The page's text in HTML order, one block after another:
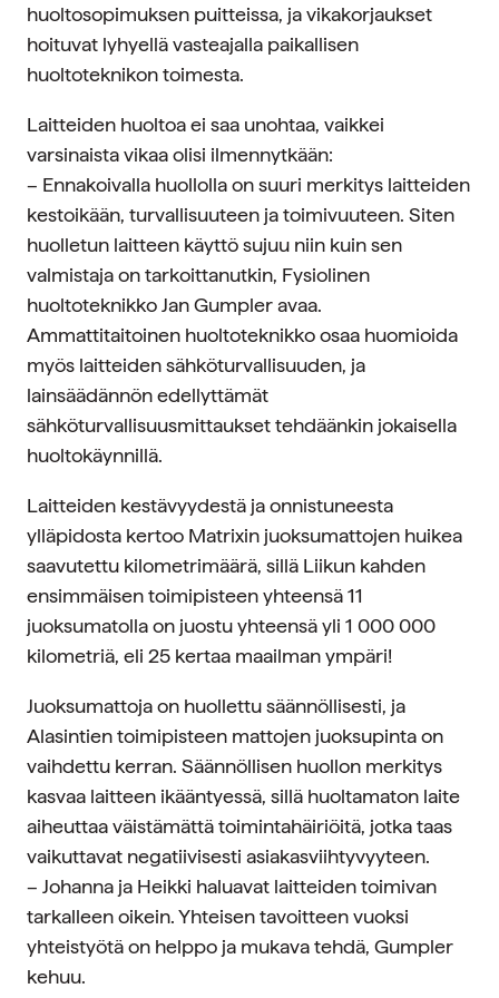
huoltosopimuksen puitteissa, ja vikakorjaukset
hoituvat lyhyellä vasteajalla paikallisen
huoltoteknikon toimesta.
Laitteiden huoltoa ei saa unohtaa, vaikkei
varsinaista vikaa olisi ilmennytkään:
– Ennakoivalla huollolla on suuri merkitys laitteiden
kestoikään, turvallisuuteen ja toimivuuteen. Siten
huolletun laitteen käyttö sujuu niin kuin sen
valmistaja on tarkoittanutkin, Fysiolinen
huoltoteknikko Jan Gumpler avaa.
Ammattitaitoinen huoltoteknikko osaa huomioida
myös laitteiden sähköturvallisuuden, ja
lainsäädännön edellyttämät
sähköturvallisuusmittaukset tehdäänkin jokaisella
huoltokäynnillä.
Laitteiden kestävyydestä ja onnistuneesta
ylläpidosta kertoo Matrixin juoksumattojen huikea
saavutettu kilometrimäärä, sillä Liikun kahden
ensimmäisen toimipisteen yhteensä 11
juoksumatolla on juostu yhteensä yli 1 000 000
kilometriä, eli 25 kertaa maailman ympäri!
Juoksumattoja on huollettu säännöllisesti, ja
Alasintien toimipisteen mattojen juoksupinta on
vaihdettu kerran. Säännöllisen huollon merkitys
kasvaa laitteen ikääntyessä, sillä huoltamaton laite
aiheuttaa väistämättä toimintahäiriöitä, jotka taas
vaikuttavat negatiivisesti asiakasviihtyvyyteen.
– Johanna ja Heikki haluavat laitteiden toimivan
tarkalleen oikein. Yhteisen tavoitteen vuoksi
yhteistyötä on helppo ja mukava tehdä, Gumpler
kehuu.